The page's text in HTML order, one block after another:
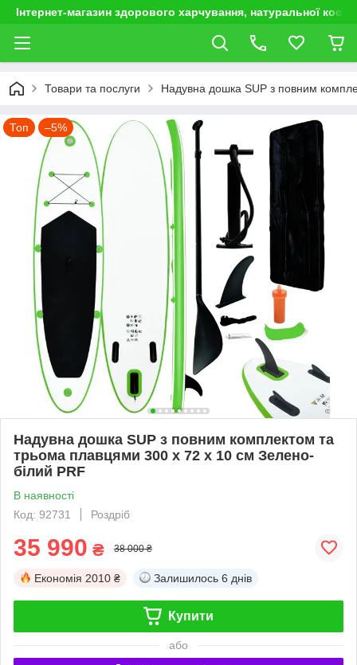
Інтернет-магазин здорового харчування, натуральної
Товари та послуги Надувна дошка SUP з повним
Топ –5%
Надувна дошка SUP з повним комплектом та
трьома плавцями 300 х 72 х 10 см Зелено-
білий PRF
В наявності
Код: 92731
Роздріб
35 990 ₴ 38 000 ₴
Економія 2010 ₴ Залишилось 6 днів
Купити
або